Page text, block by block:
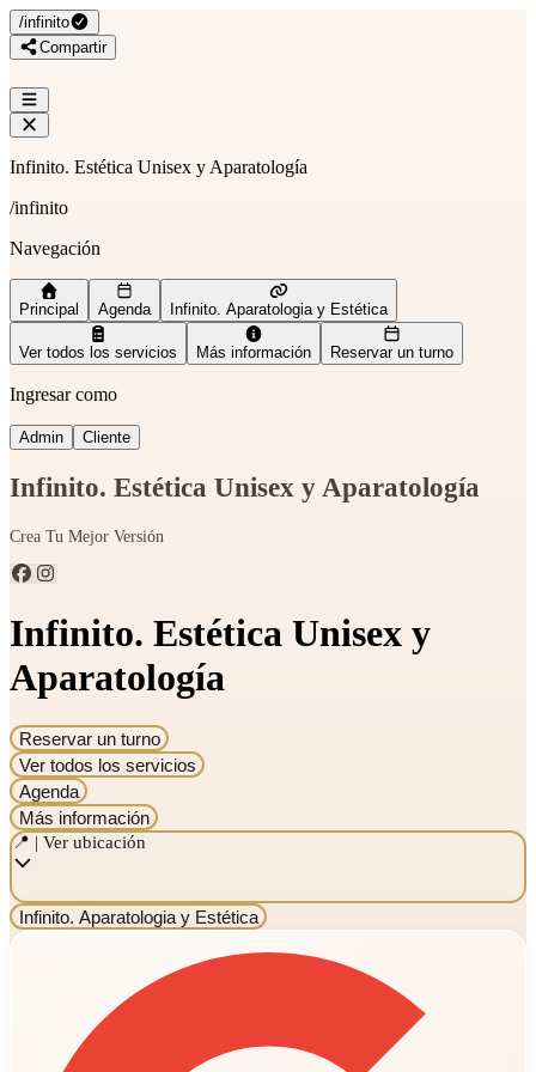
/infinito
Compartir
Infinito. Estética Unisex y Aparatología
/infinito
Navegación
Principal Agenda Infinito. Aparatologia y Estética
Ver todos los servicios Más información Reservar un turno
Ingresar como
Admin Cliente
Infinito. Estética Unisex y Aparatología
Crea Tu Mejor Versión
Infinito. Estética Unisex y
Aparatología
Reservar un turno
Ver todos los servicios
Agenda
Más información
📍 | Ver ubicación
Infinito. Aparatologia y Estética